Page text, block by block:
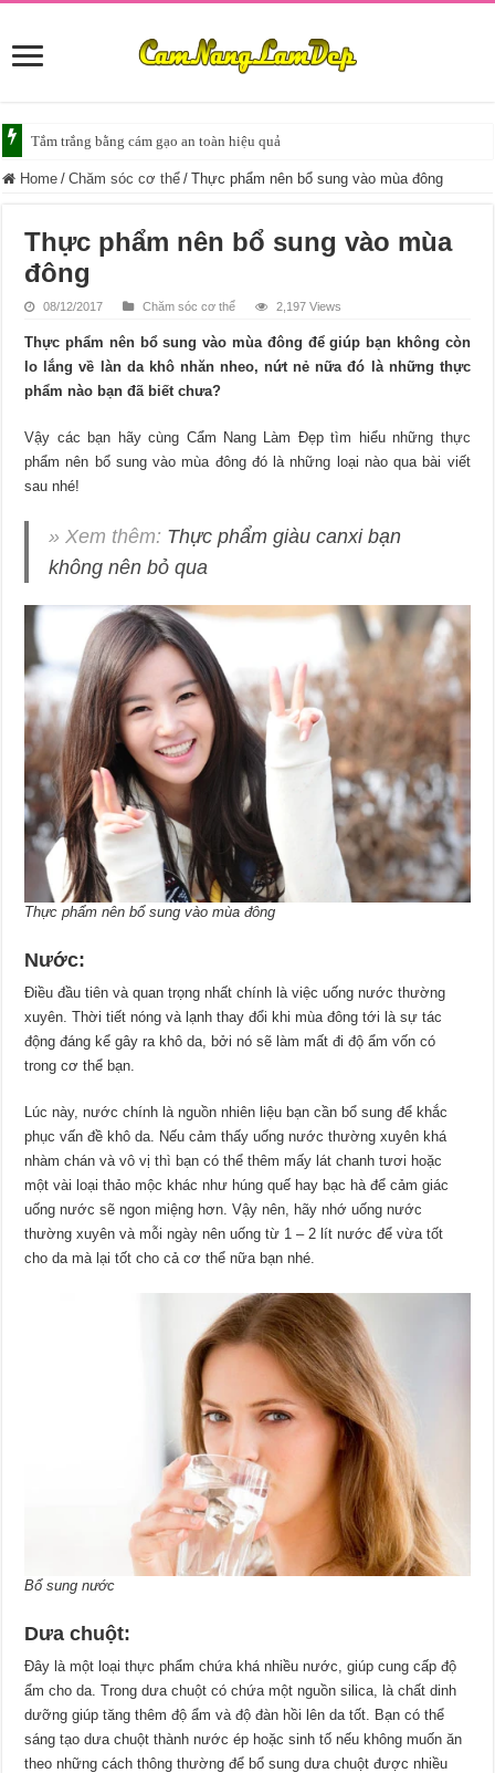
Tắm trắng da với bia giúp da sáng mịn
Home / Chăm sóc cơ thể / Thực phẩm nên bổ sung vào mùa đông
Thực phẩm nên bổ sung vào mùa
đông
08/12/2017 Chăm sóc cơ thể 2,197 Views
Thực phẩm nên bổ sung vào mùa đông để giúp bạn không còn
lo lắng về làn da khô nhăn nheo, nứt nẻ nữa đó là những thực
phẩm nào bạn đã biết chưa?
Vậy các bạn hãy cùng Cẩm Nang Làm Đẹp tìm hiểu những thực
phẩm nên bổ sung vào mùa đông đó là những loại nào qua bài viết
sau nhé!
» Xem thêm: Thực phẩm giàu canxi bạn
không nên bỏ qua
Thực phẩm nên bổ sung vào mùa đông
Nước:
Điều đầu tiên và quan trọng nhất chính là việc uống nước thường
xuyên. Thời tiết nóng và lạnh thay đổi khi mùa đông tới là sự tác
động đáng kể gây ra khô da, bởi nó sẽ làm mất đi độ ẩm vốn có
trong cơ thể bạn.
Lúc này, nước chính là nguồn nhiên liệu bạn cần bổ sung để khắc
phục vấn đề khô da. Nếu cảm thấy uống nước thường xuyên khá
nhàm chán và vô vị thì bạn có thể thêm mấy lát chanh tươi hoặc
một vài loại thảo mộc khác như húng quế hay bạc hà để cảm giác
uống nước sẽ ngon miệng hơn. Vậy nên, hãy nhớ uống nước
thường xuyên và mỗi ngày nên uống từ 1 – 2 lít nước để vừa tốt
cho da mà lại tốt cho cả cơ thể nữa bạn nhé.
Bổ sung nước
Dưa chuột:
Đây là một loại thực phẩm chứa khá nhiều nước, giúp cung cấp độ
ẩm cho da. Trong dưa chuột có chứa một nguồn silica, là chất dinh
dưỡng giúp tăng thêm độ ẩm và độ đàn hồi lên da tốt. Bạn có thể
sáng tạo dưa chuột thành nước ép hoặc sinh tố nếu không muốn ăn
theo những cách thông thường để bổ sung dưa chuột được nhiều